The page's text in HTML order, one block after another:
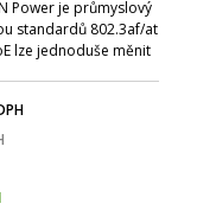
Power je průmyslový
standardů 802.3af/at
lze jednoduše měnit